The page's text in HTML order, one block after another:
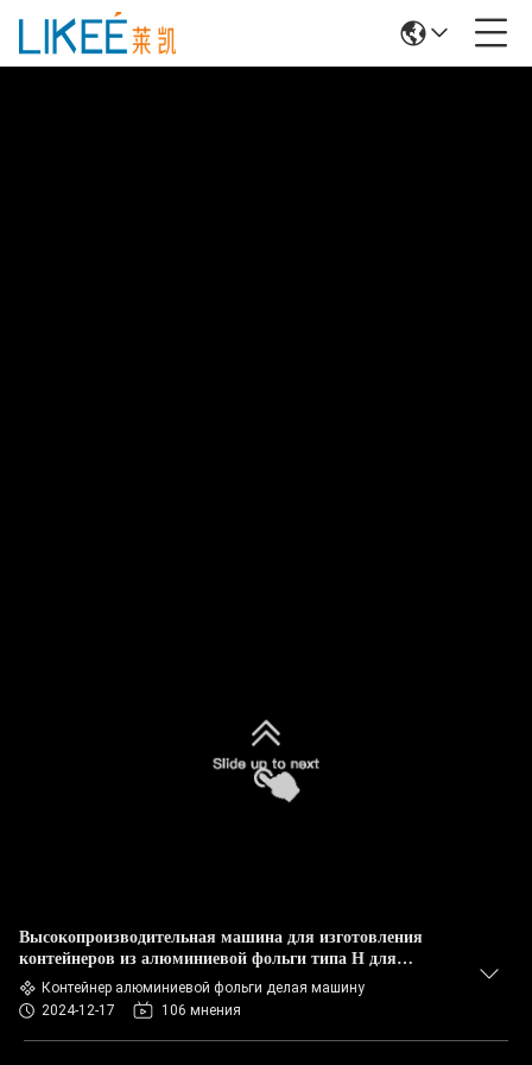
Высокопроизводительная машина для изготовления
контейнеров из алюминиевой фольги типа H для
полноразмерной кастрюли
Контейнер алюминиевой фольги делая машину
2024-12-17
106 мнения